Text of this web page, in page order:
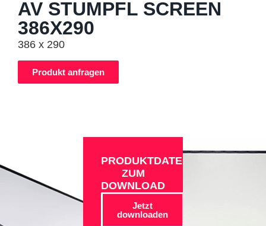
AV STUMPFL SCREEN
386X290
386 x 290
Produkt anfragen
PRODUKTDATEN
ZUM
DOWNLOAD
Jetzt
downloaden